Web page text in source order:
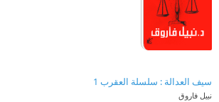
سيف العدالة : سلسلة العقرب 1
نبيل فاروق